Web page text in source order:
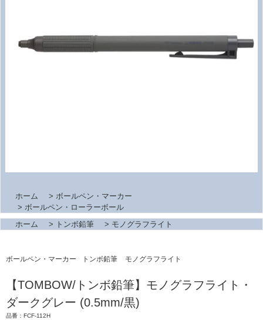
ホーム > ボールペン・マーカー
> ボールペン・ローラーボール
ホーム
> トンボ鉛筆 > モノグラフライト
ボールペン・マーカー トンボ鉛筆 モノグラフライト
【TOMBOW/トンボ鉛筆】モノグラフライト・
ダークグレー (0.5mm/黒)
品番：FCF-112H